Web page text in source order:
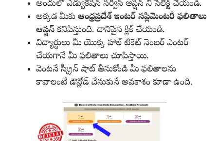
అందులో ఎడ్యుకేషన్ సర్వీస్ ఆప్షన్ ని సెలెక్ట్ చేయండి.
అక్కడ మీకు ఆంధ్రప్రదేశ్ ఇంటర్ సప్లిమెంటరీ ఫలితాలు
ఆప్షన్ కనిపిస్తుంది. దానిపైన క్లిక్ చేయండి.
విద్యార్థులు మీ యొక్క హాల్ టికెట్ నెంబర్ ఎంటర్
చేయగానే మీ ఫలితాలు చూపిస్తాయి.
వెంటనే స్క్రీన్ షాట్ తీసుకోండి మీ ఫలితాలను
కావాలంటే డౌన్లోడ్ చేసుకునే అవకాశం కూడా ఉంది.